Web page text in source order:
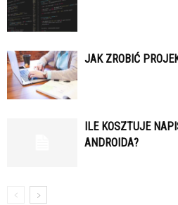
JAK ZROBIĆ
ILE KOSZTUJE
ANDROIDA?